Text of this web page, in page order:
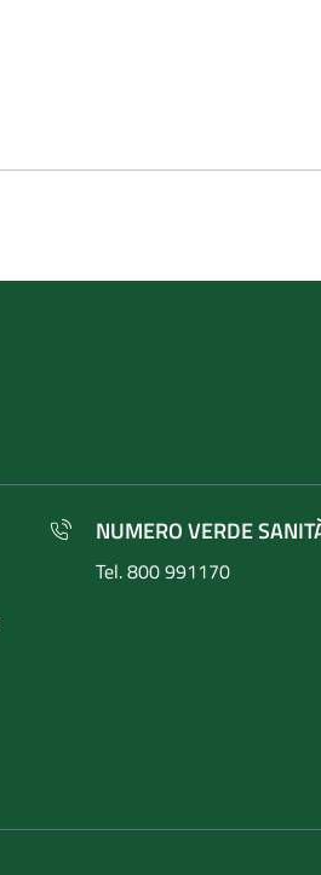
NUMERO VERDE
Tel. 800 991170